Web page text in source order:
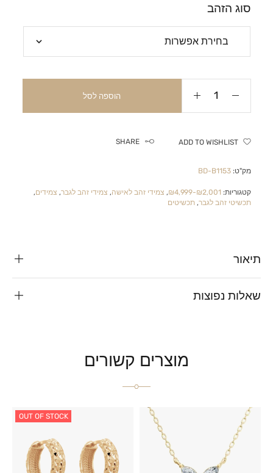
סוג הזהב
הוספה לסל
ADD TO WISHLIST
SHARE
מק"ט:BD-B1153
קטגוריות:₪2,001-₪4,999
, צמידי זהב לאישה, צמידי זהב לגבר, צמידים,
תכשיטי זהב לגבר,תכשיטים
תיאור
שאלות נפוצות
מוצרים קשורים
OUT OF STOCK